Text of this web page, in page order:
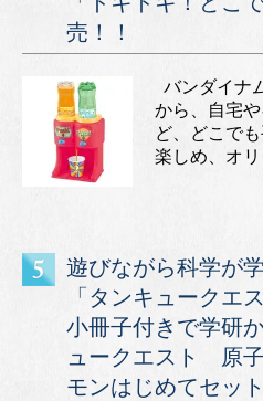
売！！
バンダイナ
から、自宅
ど、どこで
楽しめ、オ
遊びながら科学が
「タンキュークエ
小冊子付きで学研
ュークエスト 原
モンはじめてセッ